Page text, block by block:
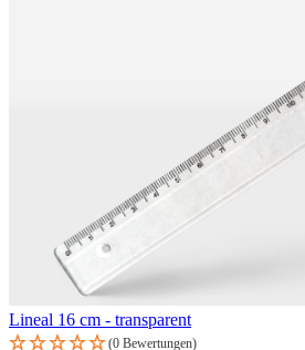
Lineal 16 cm - transparent
(0 Bewertungen)